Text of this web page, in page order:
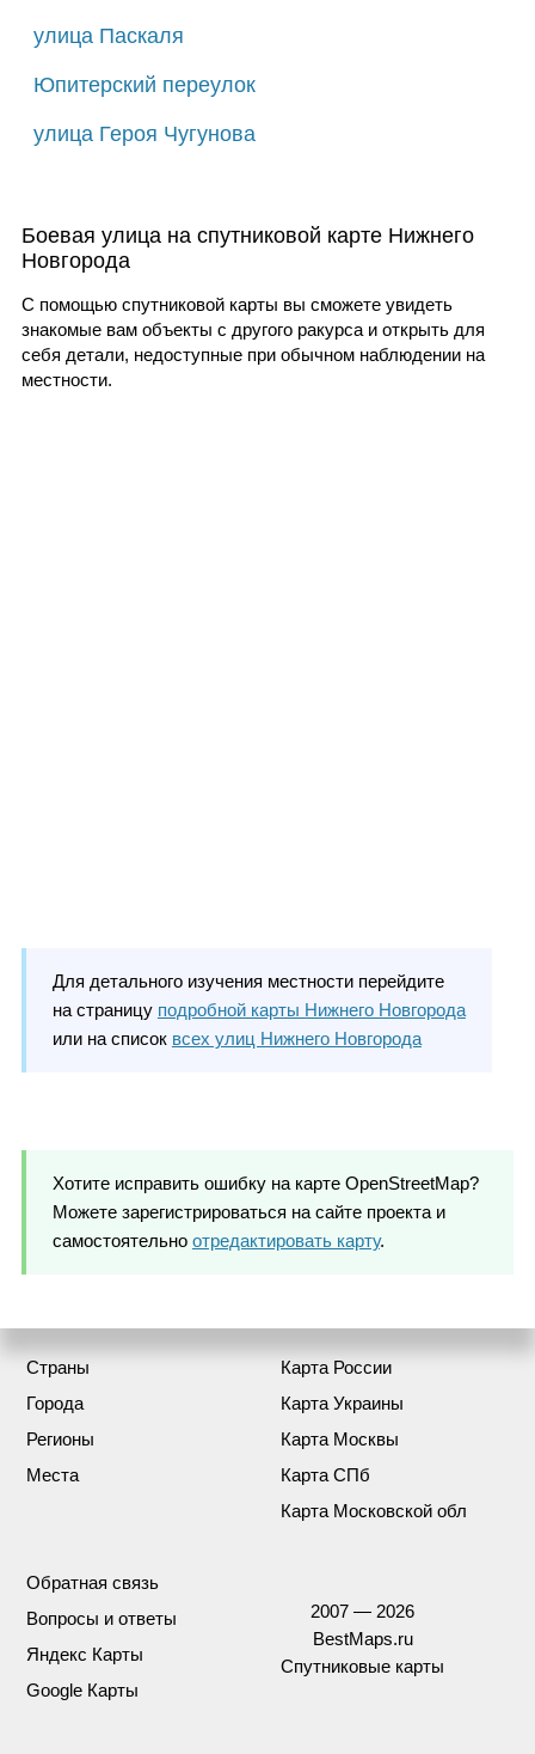
улица Паскаля
Юпитерский переулок
улица Героя Чугунова
Боевая улица на спутниковой карте Нижнего
Новгорода
С помощью спутниковой карты вы сможете увидеть
знакомые вам объекты с другого ракурса и открыть для
себя детали, недоступные при обычном наблюдении на
местности.
Для детального изучения местности перейдите
на страницу подробной карты Нижнего Новгорода
или на список всех улиц Нижнего Новгорода
Хотите исправить ошибку на карте OpenStreetMap?
Можете зарегистрироваться на сайте проекта и
самостоятельно отредактировать карту.
Страны
Города
Регионы
Места
Карта России
Карта Украины
Карта Москвы
Карта СПб
Карта Московской обл
Обратная связь
Вопросы и ответы
Яндекс Карты
Google Карты
2007 — 2026
BestMaps.ru
Спутниковые карты